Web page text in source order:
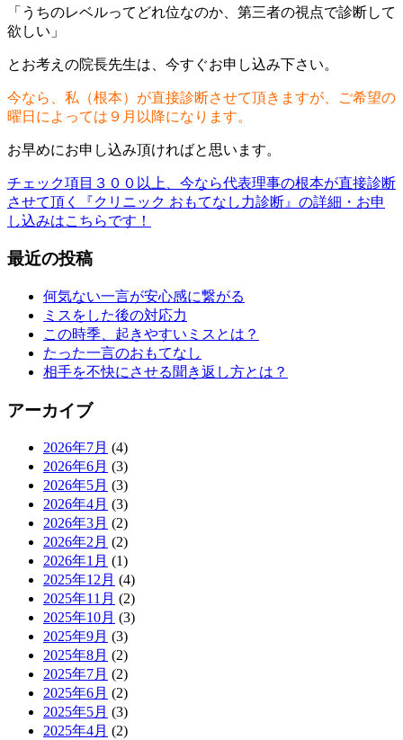
「うちのレベルってどれ位なのか、第三者の視点で診断して
欲しい」
とお考えの院長先生は、今すぐお申し込み下さい。
今なら、私（根本）が直接診断させて頂きますが、ご希望の
曜日によっては９月以降になります。
お早めにお申し込み頂ければと思います。
チェック項目３００以上、今なら代表理事の根本が直接診断
させて頂く『クリニック おもてなし力診断』の詳細・お申
し込みはこちらです！
最近の投稿
何気ない一言が安心感に繋がる
ミスをした後の対応力
この時季、起きやすいミスとは？
たった一言のおもてなし
相手を不快にさせる聞き返し方とは？
アーカイブ
2026年7月 (4)
2026年6月 (3)
2026年5月 (3)
2026年4月 (3)
2026年3月 (2)
2026年2月 (2)
2026年1月 (1)
2025年12月 (4)
2025年11月 (2)
2025年10月 (3)
2025年9月 (3)
2025年8月 (2)
2025年7月 (2)
2025年6月 (2)
2025年5月 (3)
2025年4月 (2)